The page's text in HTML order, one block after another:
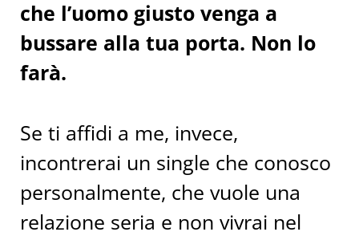
che l’uomo giusto venga a
bussare alla tua porta. Non lo
farà.
Se ti affidi a me, invece,
incontrerai un single che conosco
personalmente, che vuole una
relazione seria e non vivrai nel